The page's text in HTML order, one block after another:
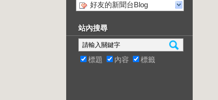
好友的新聞台Blog
站內搜尋
標題 內容 標籤